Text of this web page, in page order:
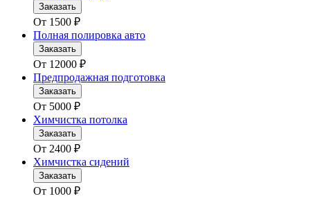
Заказать
От 1500 ₽
Полная полировка авто
Заказать
От 12000 ₽
Предпродажная подготовка
Заказать
От 5000 ₽
Химчистка потолка
Заказать
От 2400 ₽
Химчистка сидений
Заказать
От 1000 ₽